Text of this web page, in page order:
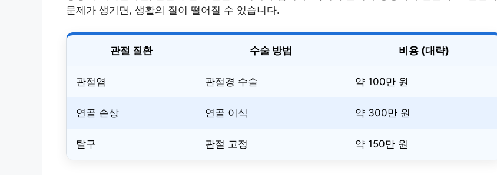
문제가 생기면, 생활의 질이 떨어질 수 있습니다.
관절 질환 수술 방법 비용 (대략)
관절염 관절경 수술 약 100만 원
연골 손상 연골 이식 약 300만 원
탈구 관절 고정 약 150만 원